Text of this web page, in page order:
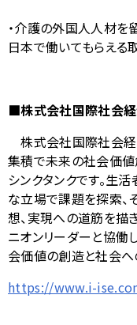
・介護の外国人人材を
日本で働いてもらえる
■株式会社国際社会
株式会社国際社会経
集積で未来の社会価値
シンクタンクです。生
な立場で課題を探索、
想、実現への道筋を描
ニオンリーダーと協働
会価値の創造と社会へ
https://www.i-